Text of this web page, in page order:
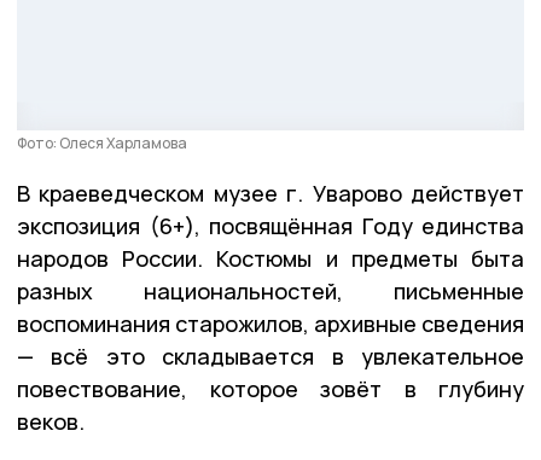
Фото: Олеся Харламова
В краеведческом музее г. Уварово действует
экспозиция (6+), посвящённая Году единства
народов России. Костюмы и предметы быта
разных национальностей, письменные
воспоминания старожилов, архивные сведения
— всё это складывается в увлекательное
повествование, которое зовёт в глубину
веков.